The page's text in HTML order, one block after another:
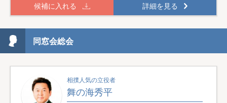
候補に入れる 詳細を見る
同窓会総会
相撲人気の立役者
舞の海秀平